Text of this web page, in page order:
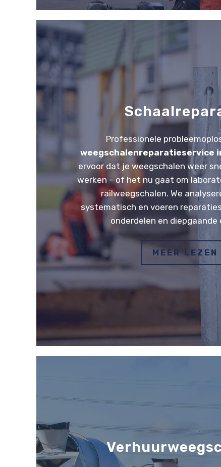
Professionele
weegschalenreparatieservice
ervoor dat je weegschalen weer
werken – of het nu gaat om
railweegschalen. We
systematisch en voeren
onderdelen en diepgaande
MEER LEZEN